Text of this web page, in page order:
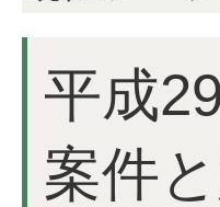
平成
案件